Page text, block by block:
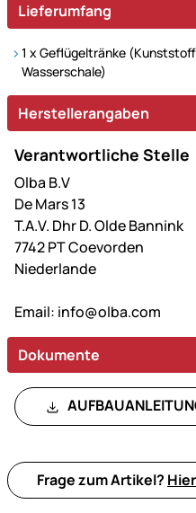
Lieferumfang
1 x Geflügeltränke
Wasserschale)
Herstellerangaben
Verantwortliche Stelle
Olba B.V
De Mars 13
T.A.V. Dhr D. Olde Bannink
7742 PT Coevorden
Niederlande
Email: info@olba.com
Dokumente
Frage zum Artikel? Hier